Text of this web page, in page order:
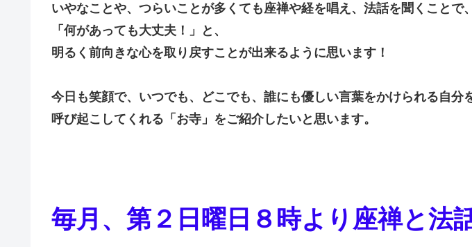
いやなことや、つらいことが多くても座禅や経を唱え、法話を聞くことで、
「何があっても大丈夫！」と、
明るく前向きな心を取り戻すことが出来るように思います！
今日も笑顔で、いつでも、どこでも、誰にも優しい言葉をかけられる自分を
呼び起こしてくれる「お寺」をご紹介したいと思います。
毎月、第２日曜日８時より座禅と法